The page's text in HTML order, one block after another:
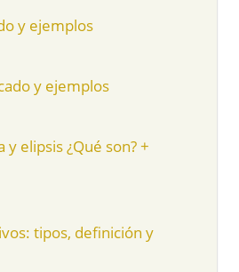
y ejemplos
y ejemplos
elipsis ¿Qué son? +
tipos, definición y